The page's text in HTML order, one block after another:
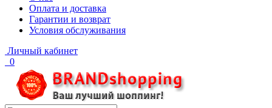
Оплата и доставка
Гарантии и возврат
Условия обслуживания
Личный кабинет
0